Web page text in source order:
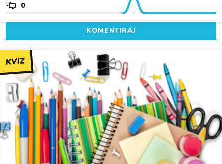
0
KOMENTIRAJ
KVIZ